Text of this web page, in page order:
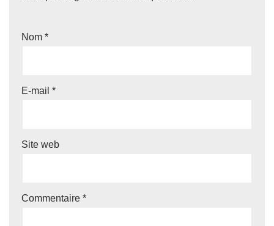
Nom *
E-mail *
Site web
Commentaire *